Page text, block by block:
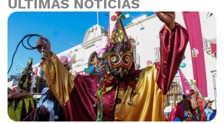
ÚLTIMAS NOTICIAS